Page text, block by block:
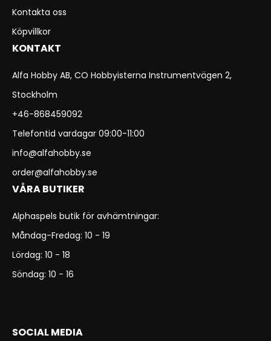
Kontakta oss
Köpvillkor
KONTAKT
Alfa Hobby AB, CO Hobbyisterna Instrumentvägen 2,
Stockholm
+46-868459092
Telefontid vardagar 09:00-11:00
info@alfahobby.se
order@alfahobby.se
VÅRA BUTIKER
Alphaspels butik för avhämtningar:
Måndag-Fredag: 10 - 19
Lördag: 10 - 18
Söndag: 10 - 16
SOCIAL MEDIA